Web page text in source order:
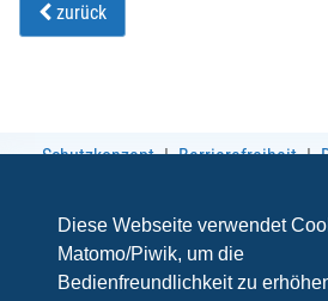
Diese Webseite verwendet
Matomo/Piwik, um die
Bedienfreundlichkeit zu
zurück
Schutzkonzept Barrierefreiheit